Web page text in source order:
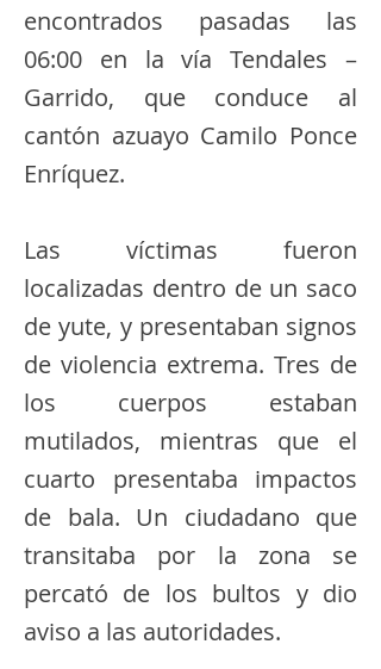
encontrados pasadas las
06:00 en la vía Tendales –
Garrido, que conduce al
cantón azuayo Camilo Ponce
Enríquez.
Las víctimas fueron
localizadas dentro de un saco
de yute, y presentaban signos
de violencia extrema. Tres de
los cuerpos estaban
mutilados, mientras que el
cuarto presentaba impactos
de bala. Un ciudadano que
transitaba por la zona se
percató de los bultos y dio
aviso a las autoridades.